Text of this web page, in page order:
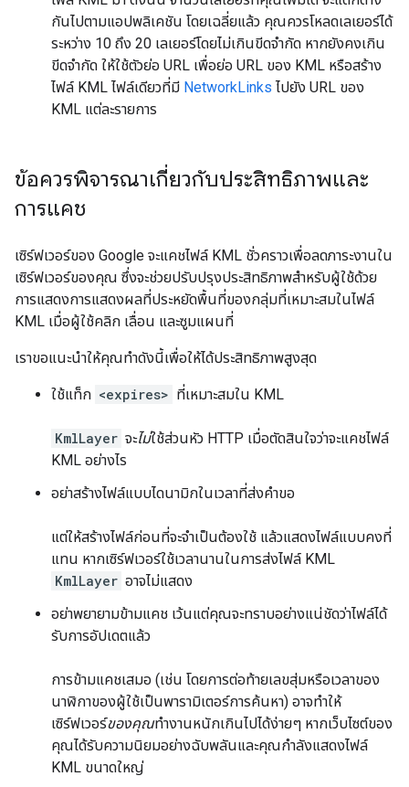
กันไปตามแอปพลิเคชัน โดยเฉลี่ยแล้ว คุณควรโหลดเลเยอร์ได้
ระหว่าง 10 ถึง 20 เลเยอร์โดยไม่เกินขีดจำกัด หากยังคงเกิน
ขีดจำกัด ให้ใช้ตัวย่อ URL เพื่อย่อ URL ของ KML หรือสร้าง
ไฟล์ KML ไฟล์เดียวที่มี NetworkLinks ไปยัง URL ของ
KML แต่ละรายการ
ข้อควรพิจารณาเกี่ยวกับประสิทธิภาพและ
การแคช
เซิร์ฟเวอร์ของ Google จะแคชไฟล์ KML ชั่วคราวเพื่อลดภาระงานใน
เซิร์ฟเวอร์ของคุณ ซึ่งจะช่วยปรับปรุงประสิทธิภาพสำหรับผู้ใช้ด้วย
การแสดงการแสดงผลที่ประหยัดพื้นที่ของกลุ่มที่เหมาะสมในไฟล์
KML เมื่อผู้ใช้คลิก เลื่อน และซูมแผนที่
เราขอแนะนำให้คุณทำดังนี้เพื่อให้ได้ประสิทธิภาพสูงสุด
ใช้แท็ก <expires> ที่เหมาะสมใน KML
KmlLayer จะไม่ใช้ส่วนหัว HTTP เมื่อตัดสินใจว่าจะแคชไฟล์
KML อย่างไร
อย่าสร้างไฟล์แบบไดนามิกในเวลาที่ส่งคำขอ
แต่ให้สร้างไฟล์ก่อนที่จะจำเป็นต้องใช้ แล้วแสดงไฟล์แบบคงที่
แทน หากเซิร์ฟเวอร์ใช้เวลานานในการส่งไฟล์ KML
KmlLayer อาจไม่แสดง
อย่าพยายามข้ามแคช เว้นแต่คุณจะทราบอย่างแน่ชัดว่าไฟล์ได้
รับการอัปเดตแล้ว
การข้ามแคชเสมอ (เช่น โดยการต่อท้ายเลขสุ่มหรือเวลาของ
นาฬิกาของผู้ใช้เป็นพารามิเตอร์การค้นหา) อาจทำให้
เซิร์ฟเวอร์ของคุณทำงานหนักเกินไปได้ง่ายๆ หากเว็บไซต์ของ
คุณได้รับความนิยมอย่างฉับพลันและคุณกำลังแสดงไฟล์
KML ขนาดใหญ่